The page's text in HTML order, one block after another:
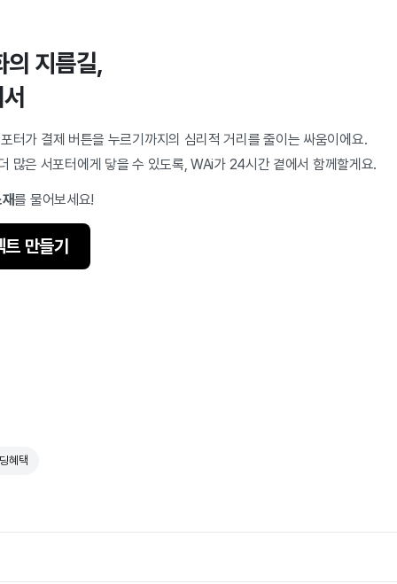
의 지름길,
터가 결제 버튼을 누르기까지의 심리적 거리를 줄이는 싸움이에요.
많은 서포터에게 닿을 수 있도록, WAi가 24시간 곁에서 함께할게요.
를 물어보세요!
만들기
혜택